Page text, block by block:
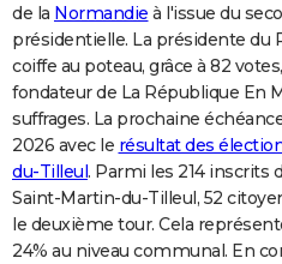
de la Normandie à l'issue du
présidentielle. La présidente du
coiffe au poteau, grâce à 82
fondateur de La République En
suffrages. La prochaine
2026 avec le résultat des
du-Tilleul. Parmi les 214 inscrits
Saint-Martin-du-Tilleul, 52
le deuxième tour. Cela
24% au niveau communal. En